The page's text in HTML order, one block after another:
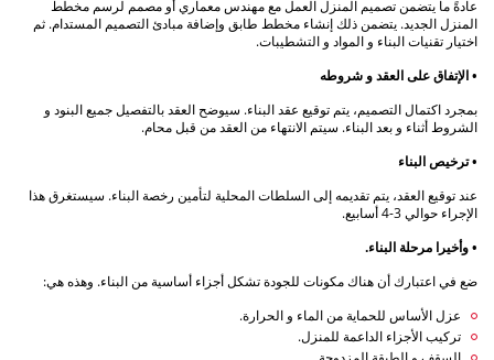
عادةً ما يتضمن تصميم المنزل العمل مع مهندس معماري أو مصمم لرسم مخطط
المنزل الجديد. يتضمن ذلك إنشاء مخطط طابق وإضافة مبادئ التصميم المستدام. ثم
اختيار تقنيات البناء و المواد و التشطيبات.
• الإتفاق على العقد و شروطه
بمجرد اكتمال التصميم، يتم توقيع عقد البناء. سيوضح العقد بالتفصيل جميع البنود و
الشروط أثناء و بعد البناء. سيتم الانتهاء من العقد من قبل محام.
• ترخيص البناء
عند توقيع العقد، يتم تقديمه إلى السلطات المحلية لتأمين رخصة البناء. سيستغرق هذا
الإجراء حوالي 3-4 أسابيع.
• وأخيرا مرحلة البناء.
ضع في اعتبارك أن هناك مكونات للجودة تشكل أجزاء أساسية من البناء. وهذه هي:
عزل الأساس للحماية من الماء و الحرارة.
تركيب الأجزاء الداعمة للمنزل.